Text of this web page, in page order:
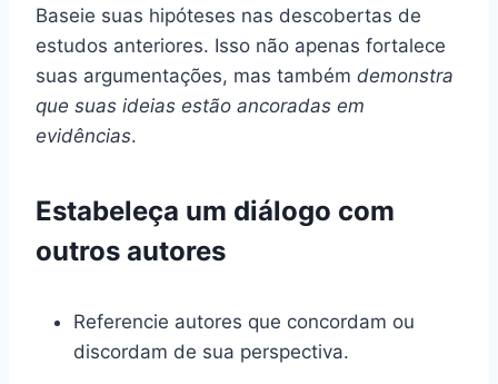
Baseie suas hipóteses nas descobertas de
estudos anteriores. Isso não apenas fortalece
suas argumentações, mas também demonstra
que suas ideias estão ancoradas em
evidências.
Estabeleça um diálogo com
outros autores
Referencie autores que concordam ou
discordam de sua perspectiva.